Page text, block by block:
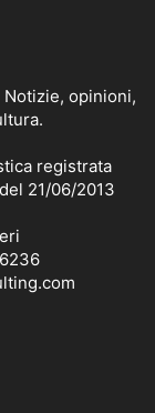
opinioni,
registrata
21/06/2013